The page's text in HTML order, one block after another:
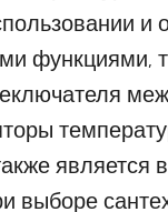
и
функциями,
является
выборе